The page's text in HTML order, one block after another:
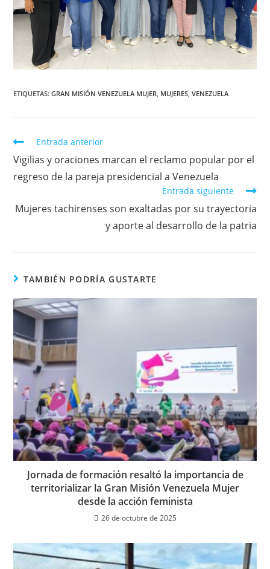
ETIQUETAS:GRAN MISIÓN VENEZUELA MUJER, MUJERES, VENEZUELA
Entrada anterior
Vigilias y oraciones marcan el reclamo popular por el
regreso de la pareja presidencial a Venezuela
Entrada siguiente
Mujeres tachirenses son exaltadas por su trayectoria
y aporte al desarrollo de la patria
TAMBIÉN PODRÍA GUSTARTE
Jornada de formación resaltó la importancia de
territorializar la Gran Misión Venezuela Mujer
desde la acción feminista
26 de octubre de 2025